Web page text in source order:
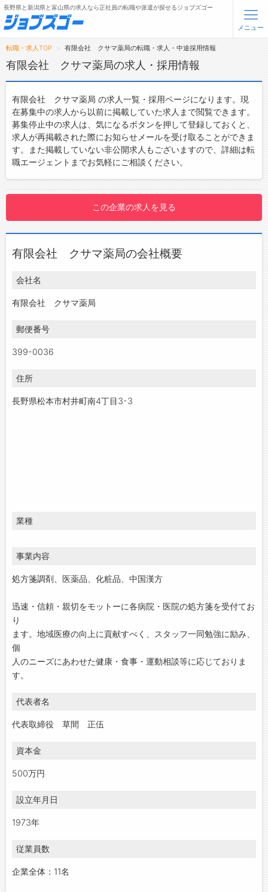
無料会員登録 ログイン
メニュー
トップ
詳細情報で求人を探す
転職支援サービスについて
転職ノウハウ(応募書類の書き方・面接対策など)
お問い合わせ
よくあるご質問
長野県と新潟県と富山県の求人なら正社員の転職や派遣が探せるジョブズゴー
メニュー
転職・求人TOP 有限会社 クサマ薬局の転職・求人・中途採用情報
有限会社 クサマ薬局の求人・採用情報
有限会社 クサマ薬局 の求人一覧・採用ページになります。現
在募集中の求人から以前に掲載していた求人まで閲覧できます。
募集停止中の求人は、気になるボタンを押して登録しておくと、
求人が再掲載された際にお知らせメールを受け取ることができま
す。また掲載していない非公開求人もございますので、詳細は転
職エージェントまでお気軽にご相談ください。
この企業の求人を見る
有限会社 クサマ薬局の会社概要
会社名
有限会社 クサマ薬局
郵便番号
399-0036
住所
長野県松本市村井町南4丁目3-3
業種
事業内容
処方箋調剤、医薬品、化粧品、中国漢方
迅速・信頼・親切をモットーに各病院・医院の処方箋を受付てお
り
ます。地域医療の向上に貢献すべく、スタッフ一同勉強に励み、
個
人のニーズにあわせた健康・食事・運動相談等に応じておりま
す。
代表者名
代表取締役 草間 正伍
資本金
500万円
設立年月日
1973年
従業員数
企業全体：11名